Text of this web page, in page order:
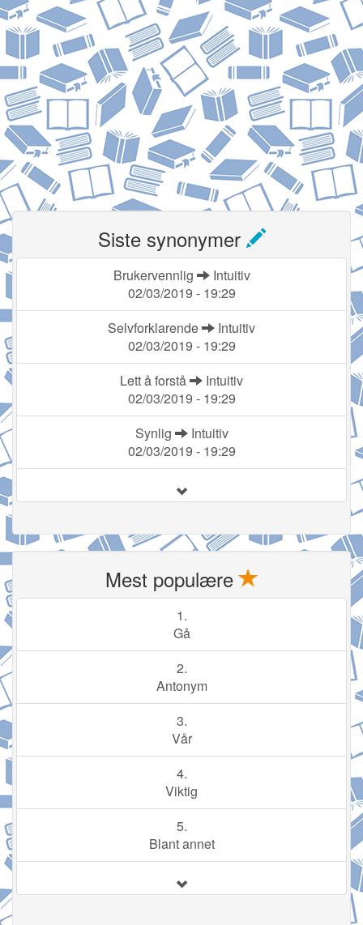
Siste synonymer
Brukervennlig
Intuitiv
02/03/2019 - 19:29
Selvforklarende
Intuitiv
02/03/2019 - 19:29
Lett å forstå
Intuitiv
02/03/2019 - 19:29
Synlig
Intuitiv
02/03/2019 - 19:29
Mest populære
1.
Gå
2.
Antonym
3.
Vår
4.
Viktig
5.
Blant annet